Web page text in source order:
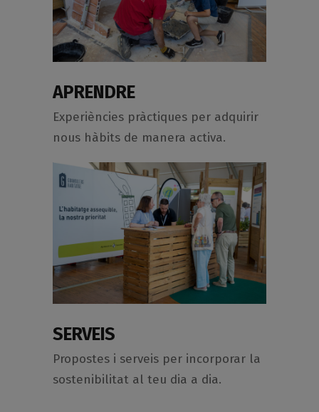
APRENDRE
Experiències pràctiques per adquirir
nous hàbits de manera activa.
SERVEIS
Propostes i serveis per incorporar la
sostenibilitat al teu dia a dia.